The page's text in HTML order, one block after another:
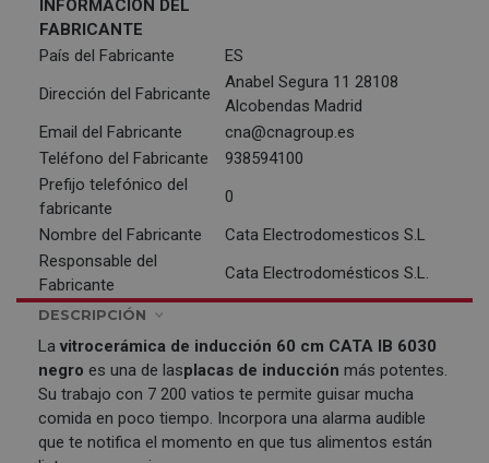
INFORMACIÓN DEL
FABRICANTE
País del Fabricante
ES
Dirección del Fabricante
Anabel Segura 11 28108
Alcobendas Madrid
Email del Fabricante
cna@cnagroup.es
Teléfono del Fabricante
938594100
Prefijo telefónico del
fabricante
0
Nombre del Fabricante
Cata Electrodomesticos S.L
Responsable del
Fabricante
Cata Electrodomésticos S.L.
DESCRIPCIÓN
La vitrocerámica de inducción 60 cm CATA IB 6030
negro es una de lasplacas de inducción más potentes.
Su trabajo con 7 200 vatios te permite guisar mucha
comida en poco tiempo. Incorpora una alarma audible
que te notifica el momento en que tus alimentos están